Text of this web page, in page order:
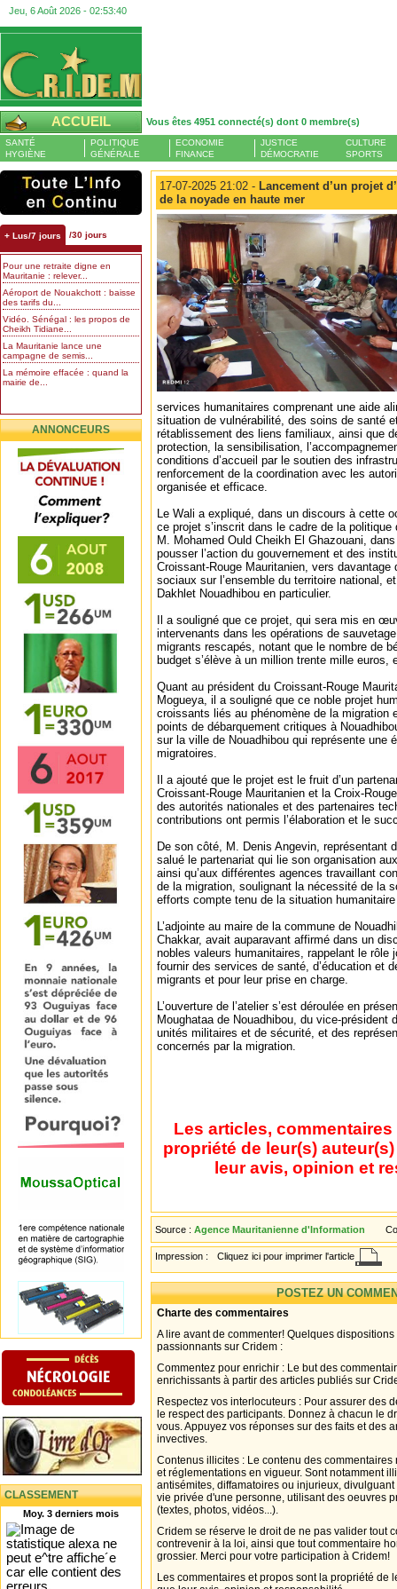
Jeu, 6 Août 2026 - 02:53:41
ACCUEIL Vous êtes 4951 connecté(s) dont 0 membre(s)
SANTÉ
HYGIÈNE
POLITIQUE
GÉNÉRALE
ECONOMIE
FINANCE
JUSTICE
DÉMOCRATIE
CULTURE
SPORTS
+ Lus/7 jours /30 jours
Pour une retraite digne en
Mauritanie : relever...
Aéroport de Nouakchott : baisse
des tarifs du...
Vidéo. Sénégal : les propos de
Cheikh Tidiane...
La Mauritanie lance une
campagne de semis...
La mémoire effacée : quand la
mairie de...
ANNONCEURS
CLASSEMENT
Moy. 3 derniers mois
17-07-2025 21:02 - Lancement d’un projet
de la noyade en haute mer
services humanitaires comprenant une aide
situation de vulnérabilité, des soins de santé
rétablissement des liens familiaux, ainsi que
protection, la sensibilisation,
conditions d’accueil par le soutien des
renforcement de la coordination avec les
organisée et efficace.
Le Wali a expliqué, dans un discours à cette
ce projet s’inscrit dans le cadre de la
M. Mohamed Ould Cheikh El Ghazouani,
pousser l’action du gouvernement et des
Croissant-Rouge Mauritanien, vers davantage
sociaux sur l’ensemble du territoire national,
Dakhlet Nouadhibou en particulier.
Il a souligné que ce projet, qui sera mis en
intervenants dans les opérations de
migrants rescapés, notant que le nombre de
budget s’élève à un million trente mille
Quant au président du Croissant-Rouge
Mogueya, il a souligné que ce noble projet
croissants liés au phénomène de la migration
points de débarquement critiques à
sur la ville de Nouadhibou qui représente une
migratoires.
Il a ajouté que le projet est le fruit d’un
Croissant-Rouge Mauritanien et la Croix-
des autorités nationales et des partenaires
contributions ont permis l’élaboration et le
De son côté, M. Denis Angevin, représentant
salué le partenariat qui lie son organisation
ainsi qu’aux différentes agences travaillant
de la migration, soulignant la nécessité de la
efforts compte tenu de la situation
L’adjointe au maire de la commune de
Chakkar, avait auparavant affirmé dans un
nobles valeurs humanitaires, rappelant le rôle
fournir des services de santé, d’éducation et
migrants et pour leur prise en charge.
L’ouverture de l’atelier s’est déroulée en
Moughataa de Nouadhibou, du vice-président
unités militaires et de sécurité, et des
concernés par la migration.
Les articles,
propriété de leur(s)
leur avis, opinion et
Source : Agence Mauritanienne d'Information
Impression : Cliquez ici pour imprimer l'article
POSTEZ UN
Charte des commentaires
A lire avant de commenter! Quelques
passionnants sur Cridem :
Commentez pour enrichir : Le but des
enrichissants à partir des articles publiés sur
Respectez vos interlocuteurs : Pour assurer des
le respect des participants. Donnez à chacun le
vous. Appuyez vos réponses sur des faits et des
invectives.
Contenus illicites : Le contenu des
et réglementations en vigueur. Sont notamment
antisémites, diffamatoires ou injurieux,
vie privée d'une personne, utilisant des oeuvres
(textes, photos, vidéos...).
Cridem se réserve le droit de ne pas valider tout
contrevenir à la loi, ainsi que tout commentaire
grossier. Merci pour votre participation à Cridem!
Les commentaires et propos sont la propriété de